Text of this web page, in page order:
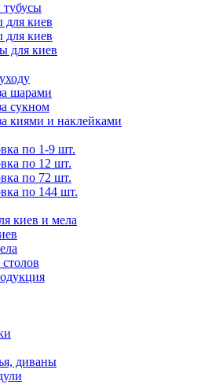
для киев
для киев
для киев
шарами
сукном
киями и наклейками
по 1-9 шт.
по 12 шт.
по 72 шт.
по 144 шт.
киев и мела
диваны